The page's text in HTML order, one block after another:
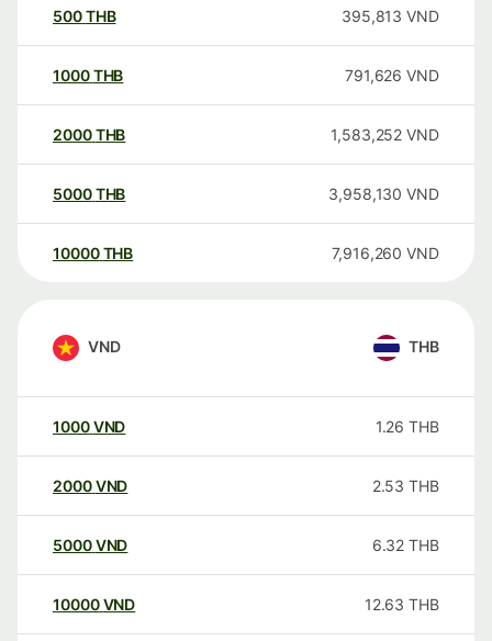
500THB 395,813 VND
1000THB 791,626 VND
2000THB 1,583,252 VND
5000THB 3,958,130 VND
10000 THB 7,916,260 VND
VND THB
1000VND 1.26 THB
2000VND 2.53 THB
5000VND 6.32 THB
10000 VND 12.63 THB